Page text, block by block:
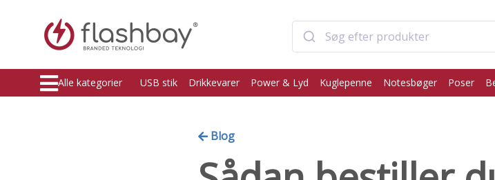
Alle kategorier USB stik Drikkevarer Power & Lyd Kuglepenne Notesbøger Poser
Blog